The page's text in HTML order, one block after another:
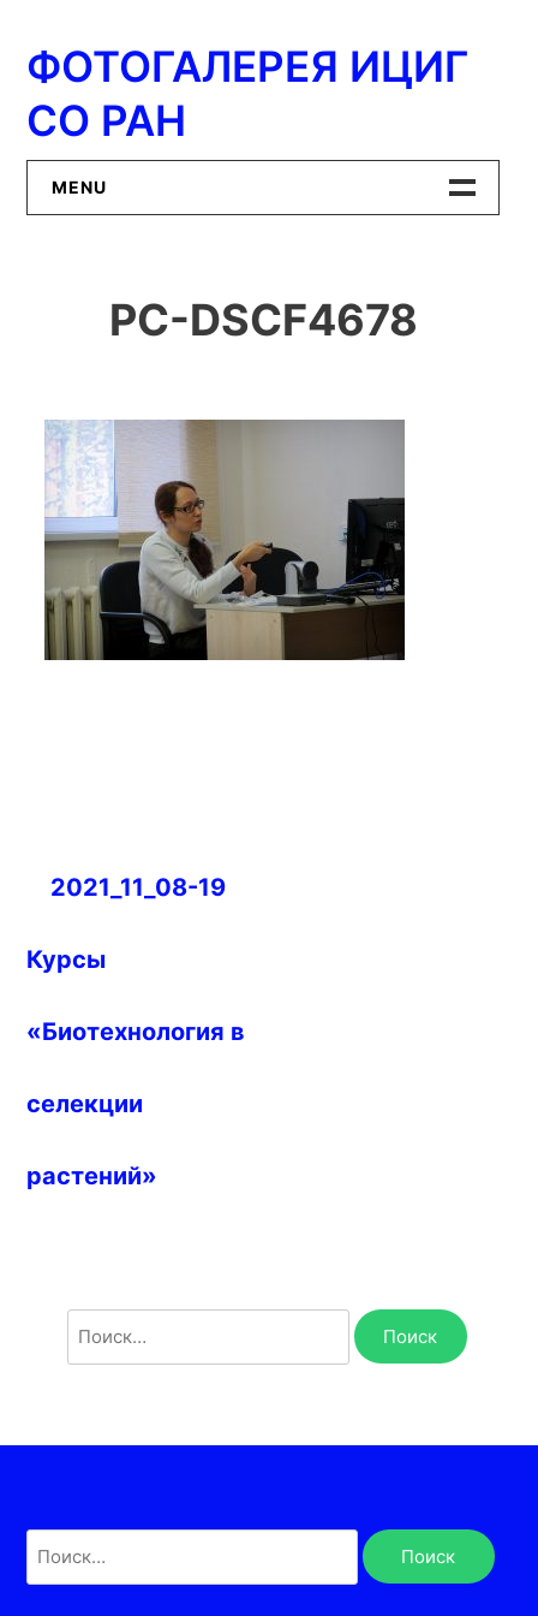
содержимому
ФОТОГАЛЕРЕЯ ИЦИГ
СО РАН
MENU
ИЦиГ СО РАН
PC-DSCF4678
Навигация
записям
2021_11_08-19
Курсы
«Биотехнология в
селекции
растений»
Найти: